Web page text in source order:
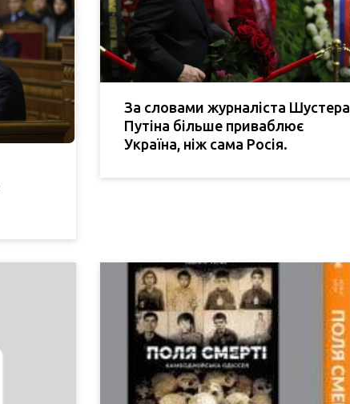
За словами журналіста Шустера,
Путіна більше приваблює
Україна, ніж сама Росія.